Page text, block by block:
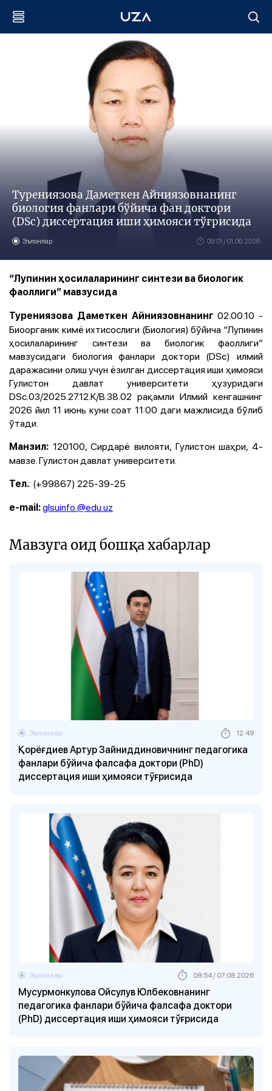
Турениязова Даметкен Айниязовнанинг
биология фанлари бўйича фан доктори
(DSc) диссертация иши ҳимояси тўғрисида
Эълонлар 09:01 / 01.06.2026
“Лупинин ҳосилаларининг синтези ва биологик
фаоллиги” мавзусида
Турениязова Даметкен Айниязовнанинг 02.00.10 -
Биоорганик кимё ихтисослиги (Биология) бўйича “Лупинин
ҳосилаларининг синтези ва биологик фаоллиги”
мавзусидаги биология фанлари доктори (DSc) илмий
даражасини олиш учун ёзилган диссертация иши ҳимояси
Гулистон давлат университети ҳузуридаги
DSc.03/2025.27.12.K/B.38.02 рақамли Илмий кенгашнинг
2026 йил 11 июнь куни соат 11:00 даги мажлисида бўлиб
ўтади.
Манзил: 120100, Сирдарё вилояти, Гулистон шаҳри, 4-
мавзе. Гулистон давлат университети.
Тел.: (+99867) 225-39-25
e-mail:glsuinfo.@edu.uz
Мавзуга оид бошқа хабарлар
Қорёғдиев Aртур Зайниддиновичнинг педагогика
фанлари бўйича фалсафа доктори (PhD)
диссертация иши ҳимояси тўғрисида
Эълонлар 12:49
Мусурмонкулова Ойсулув Юлбековнанинг
педагогика фанлари бўйича фалсафа доктори
(PhD) диссертация иши ҳимояси тўғрисида
Эълонлар 09:54 / 07.08.2026